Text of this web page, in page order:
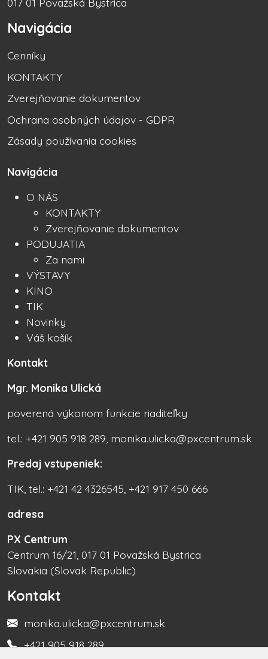
Navigácia
Cenníky
KONTAKTY
Zverejňovanie dokumentov
Ochrana osobných údajov - GDPR
Zásady používania cookies
Navigácia
O NÁS
KONTAKTY
Zverejňovanie dokumentov
PODUJATIA
Za nami
VÝSTAVY
KINO
TIK
Novinky
Váš košík
Kontakt
Mgr. Monika Ulická
poverená výkonom funkcie riaditeľky
tel.: +421 905 918 289, monika.ulicka@pxcentrum.sk
Predaj vstupeniek:
TIK, tel.: +421 42 4326545, +421 917 450 666
adresa
PX Centrum
Centrum 16/21, 017 01 Považská Bystrica
Slovakia (Slovak Republic)
Kontakt
monika.ulicka@pxcentrum.sk
+421 905 918 289